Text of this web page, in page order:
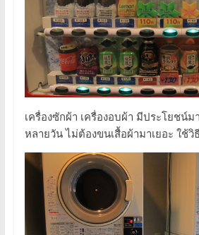
เครื่องซักผ้า เครื่องอบผ้า มีประโยชน์
หลายวัน ไม่ต้องขนเสื้อผ้ามาเยอะ ใช้วิ